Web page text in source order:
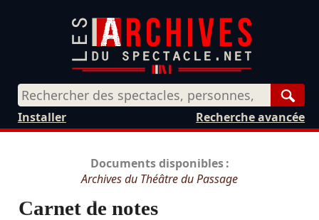
Recherche avancée
Installer
Documents disponibles :
Archives du Théâtre du Passage
Carnet de notes